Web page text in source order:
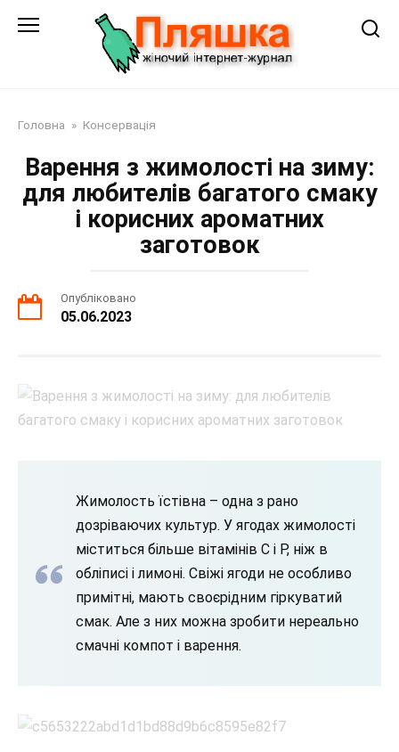
Головна » Консервація
Варення з жимолості на зиму:
для любителів багатого смаку
і корисних ароматних
заготовок
Опубліковано
05.06.2023
Жимолость їстівна – одна з рано
дозріваючих культур. У ягодах жимолості
міститься більше вітамінів C і Р, ніж в
обліписі і лимоні. Свіжі ягоди не особливо
примітні, мають своєрідним гіркуватий
смак. Але з них можна зробити нереально
смачні компот і варення.